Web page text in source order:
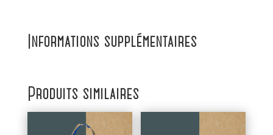
Informations supplémentaires
Produits similaires